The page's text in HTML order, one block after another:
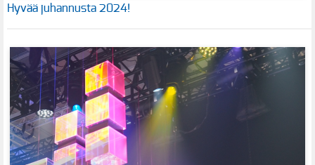
Hyvää juhannusta 2024!